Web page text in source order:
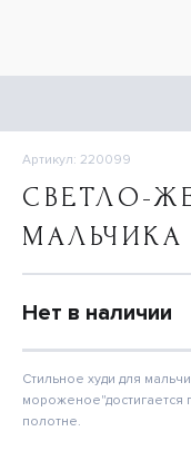
Артикул: 220099
СВЕТЛО-
МАЛЬЧИКА
Нет в наличии
Стильное худи для
полотне.